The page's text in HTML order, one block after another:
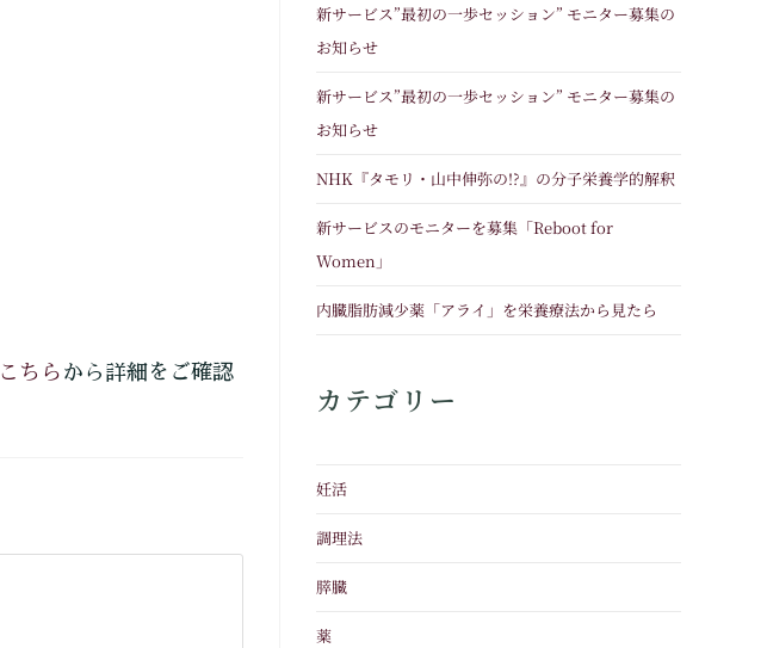
こちら から詳細をご確認
新サービス”最初の一歩セッション” モニター募集の
お知らせ
新サービス”最初の一歩セッション” モニター募集の
お知らせ
NHK『タモリ・山中伸弥の!?』の分子栄養学的解釈
新サービスのモニターを募集「Reboot for
Women」
内臓脂肪減少薬「アライ」を栄養療法から見たら
カテゴリー
妊活
調理法
膵臓
薬